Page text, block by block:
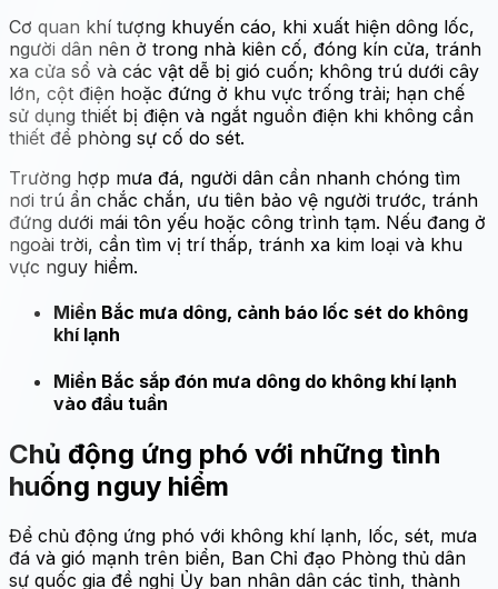
Cơ quan khí tượng khuyến cáo, khi xuất hiện dông lốc,
người dân nên ở trong nhà kiên cố, đóng kín cửa, tránh
xa cửa sổ và các vật dễ bị gió cuốn; không trú dưới cây
lớn, cột điện hoặc đứng ở khu vực trống trải; hạn chế
sử dụng thiết bị điện và ngắt nguồn điện khi không cần
thiết để phòng sự cố do sét.
Trường hợp mưa đá, người dân cần nhanh chóng tìm
nơi trú ẩn chắc chắn, ưu tiên bảo vệ người trước, tránh
đứng dưới mái tôn yếu hoặc công trình tạm. Nếu đang ở
ngoài trời, cần tìm vị trí thấp, tránh xa kim loại và khu
vực nguy hiểm.
Miền Bắc mưa dông, cảnh báo lốc sét do không
khí lạnh
Miền Bắc sắp đón mưa dông do không khí lạnh
vào đầu tuần
Chủ động ứng phó với những tình
huống nguy hiểm
Để chủ động ứng phó với không khí lạnh, lốc, sét, mưa
đá và gió mạnh trên biển, Ban Chỉ đạo Phòng thủ dân
sự quốc gia đề nghị Ủy ban nhân dân các tỉnh, thành